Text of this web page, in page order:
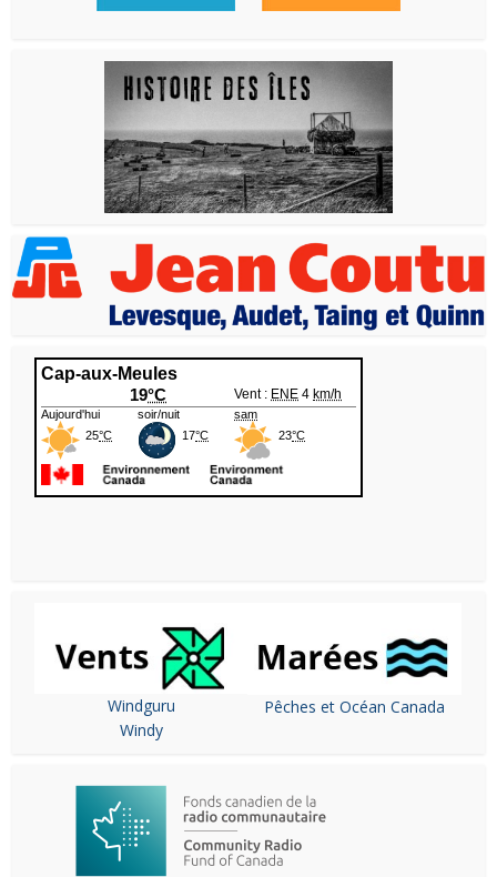
Windguru
Windy
Pêches et Océan Canada